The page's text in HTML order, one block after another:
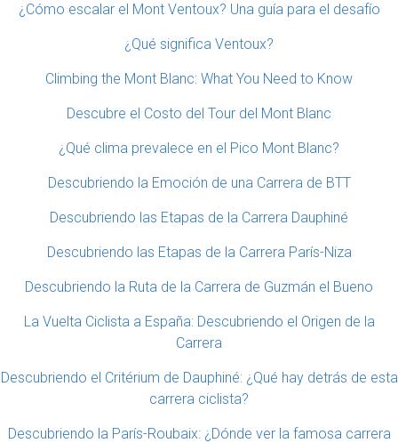
¿Cómo escalar el Mont Ventoux? Una guía para el desafío
¿Qué significa Ventoux?
Climbing the Mont Blanc: What You Need to Know
Descubre el Costo del Tour del Mont Blanc
¿Qué clima prevalece en el Pico Mont Blanc?
Descubriendo la Emoción de una Carrera de BTT
Descubriendo las Etapas de la Carrera Dauphiné
Descubriendo las Etapas de la Carrera París-Niza
Descubriendo la Ruta de la Carrera de Guzmán el Bueno
La Vuelta Ciclista a España: Descubriendo el Origen de la
Carrera
Descubriendo el Critérium de Dauphiné: ¿Qué hay detrás de esta
carrera ciclista?
Descubriendo la París-Roubaix: ¿Dónde ver la famosa carrera